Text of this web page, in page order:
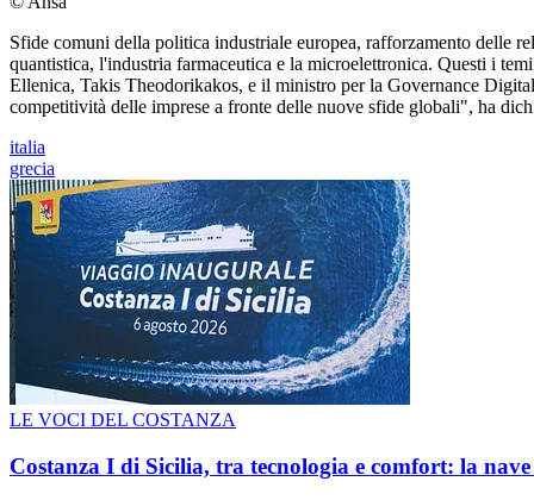
Sfide comuni della politica industriale europea, rafforzamento delle
quantistica, l'industria farmaceutica e la microelettronica. Questi i
Ellenica, Takis Theodorikakos, e il ministro per la Governance
competitività delle imprese a fronte delle nuove sfide globali", ha
italia
grecia
LE VOCI DEL COSTANZA
Costanza I di Sicilia, tra tecnologia e comfort: la